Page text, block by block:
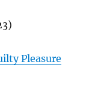
Pleasure